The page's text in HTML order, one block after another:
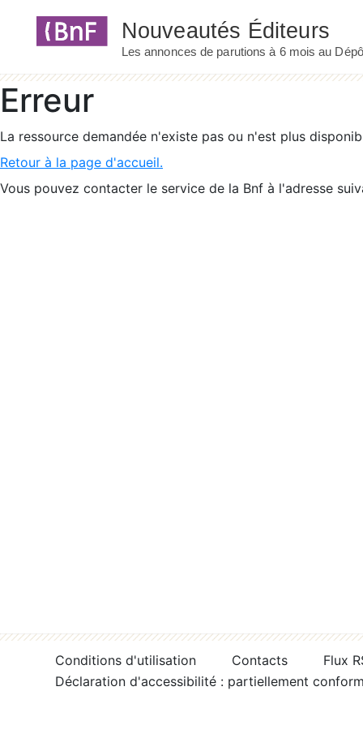
Erreur
La ressource demandée n'existe pas ou n'est plus
Retour à la page d'accueil.
Vous pouvez contacter le service de la Bnf à l'adresse
Conditions d'utilisation Contacts
Flux
Déclaration d'accessibilité : partiellement